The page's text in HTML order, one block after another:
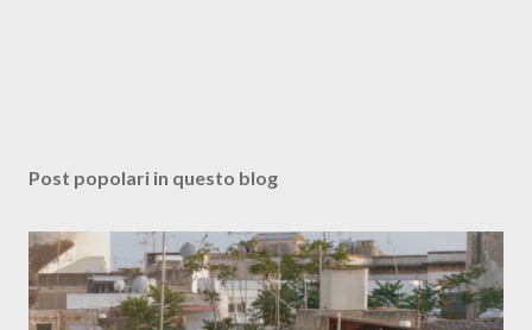
Post popolari in questo blog